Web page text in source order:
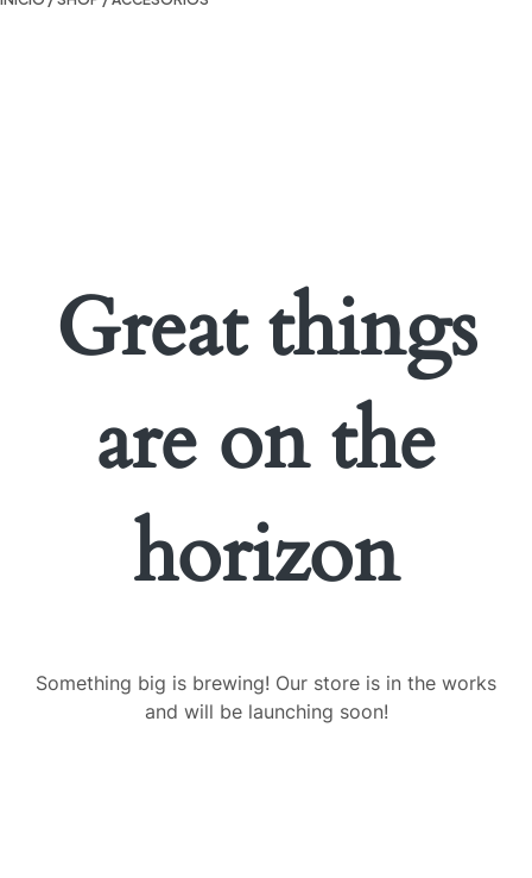
Great things
are on the
horizon
Something big is brewing! Our store is in the works
and will be launching soon!